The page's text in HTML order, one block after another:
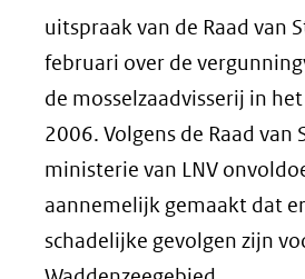
uitspraak van de Raad van
februari over de
de mosselzaadvisserij in
2006. Volgens de Raad van
ministerie van LNV
aannemelijk gemaakt dat
schadelijke gevolgen zijn